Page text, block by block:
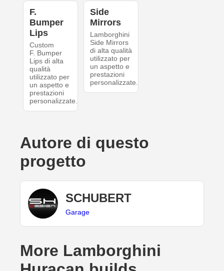
F.
Bumper
Lips
Custom
F. Bumper
Lips di alta
qualità
utilizzato per
un aspetto e
prestazioni
personalizzate.
Side
Mirrors
Lamborghini
Side Mirrors
di alta qualità
utilizzato per
un aspetto e
prestazioni
personalizzate.
Autore di questo
progetto
SCHUBERT
Garage
More Lamborghini